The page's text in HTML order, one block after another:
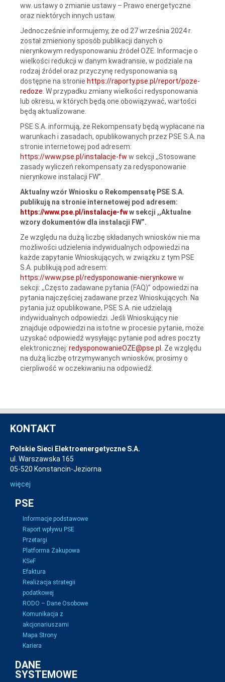
ww. ustawy o zmianie ustawy – Prawo energetyczne
oraz niektórych innych ustaw.
Jednocześnie informujemy, że od 27 września 2024 r.
został zmieniony sposób publikacji danych o
nierynkowym redysponowaniu źródeł OZE. Informacje o
wielkości redukcji w danym kwadransie, w podziale na
rodzaj źródeł oraz przyczynę redysponowania są
dostępne na stronie https://raporty.pse.pl/report/poze-
redoze . W przypadku zmiany wielkości redysponowania
lub okresu, w których będą one obowiązywać, wartości
będą aktualizowane.
PSE S.A. informują, że Rekompensaty będą wypłacane na
warunkach i zasadach, opublikowanych przez PSE S.A. na
stronie internetowej pod adresem:
https://www.pse.pl/instalacje-fw w sekcji ,,Stosowane
zasady wyliczeń rekompensaty za redysponowanie
nierynkowe instalacji FW”.
Aktualny wzór Wniosku o Rekompensatę PSE S.A.
publikują na stronie internetowej pod adresem:
https://www.pse.pl/instalacje-fww sekcji ,,Aktualne
wzory dokumentów dla instalacji FW”.
Ze względu na dużą liczbę składanych wniosków nie ma
możliwości udzielenia indywidualnych odpowiedzi na
każde zapytanie Wnioskujących, w związku z tym PSE
S.A. publikują pod adresem:
https://www.pse.pl/redysponowanie-nierynkowe w
sekcji: ,,Często zadawane pytania (FAQ)” odpowiedzi na
pytania najczęściej zadawane przez Wnioskujących. Na
pytania już opublikowane, PSE S.A. nie udzielają
indywidualnych odpowiedzi. Jeśli Wnioskujący nie
znajduje odpowiedzi na istotne w procesie pytanie, może
uzyskać odpowiedź wysyłając pytanie pod adres poczty
elektronicznej: redysponowanieOZE@pse.pl
. Ze względu
na dużą liczbę otrzymywanych wniosków, prosimy o
cierpliwość w oczekiwaniu na odpowiedź.
KONTAKT
Polskie Sieci Elektroenergetyczne S.A.
ul. Warszawska 165
05-520 Konstancin-Jeziorna
więcej
PSE
Informacje podstawowe
Raport wpływu PSE
Przetargi
Platforma Zakupowa
KSeF
Efaktura
Realizacja strategii
podatkowej
RODO – Dane Osobowe
Komunikacja z
akcjonariuszami
Mapa Strony
Kariera
DANE
SYSTEMOWE